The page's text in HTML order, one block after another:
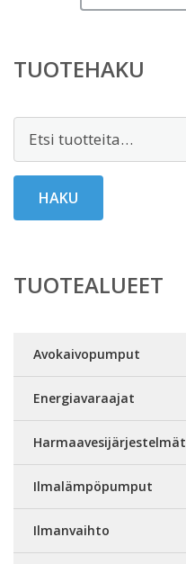
TUOTEHAKU
Etsi:
HAKU
TUOTEALUEET
Avokaivopumput
Energiavaraajat
Harmaavesijärjestelmät
Ilmalämpöpumput
Ilmanvaihto